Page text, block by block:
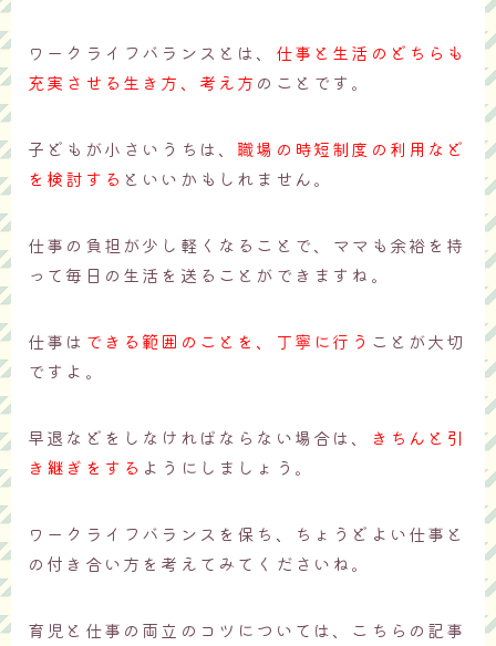
ワークライフバランスとは、 仕事と生活のどちらも
充実させる生き方、考え方 のことです。
子どもが小さいうちは、 職場の時短制度の利用など
を検討する といいかもしれません。
仕事の負担が少し軽くなることで、ママも余裕を持
って毎日の生活を送ることができますね。
仕事は できる範囲のことを、丁寧に行う ことが大切
ですよ。
早退などをしなければならない場合は、
きちんと引
き継ぎをする ようにしましょう。
ワークライフバランスを保ち、ちょうどよい仕事と
の付き合い方を考えてみてくださいね。
育児と仕事の両立のコツについては、こちらの記事